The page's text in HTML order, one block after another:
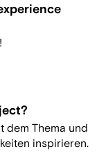
dem Thema und
inspirieren.